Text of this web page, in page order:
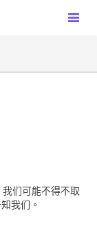
们可能不得不取
我们。